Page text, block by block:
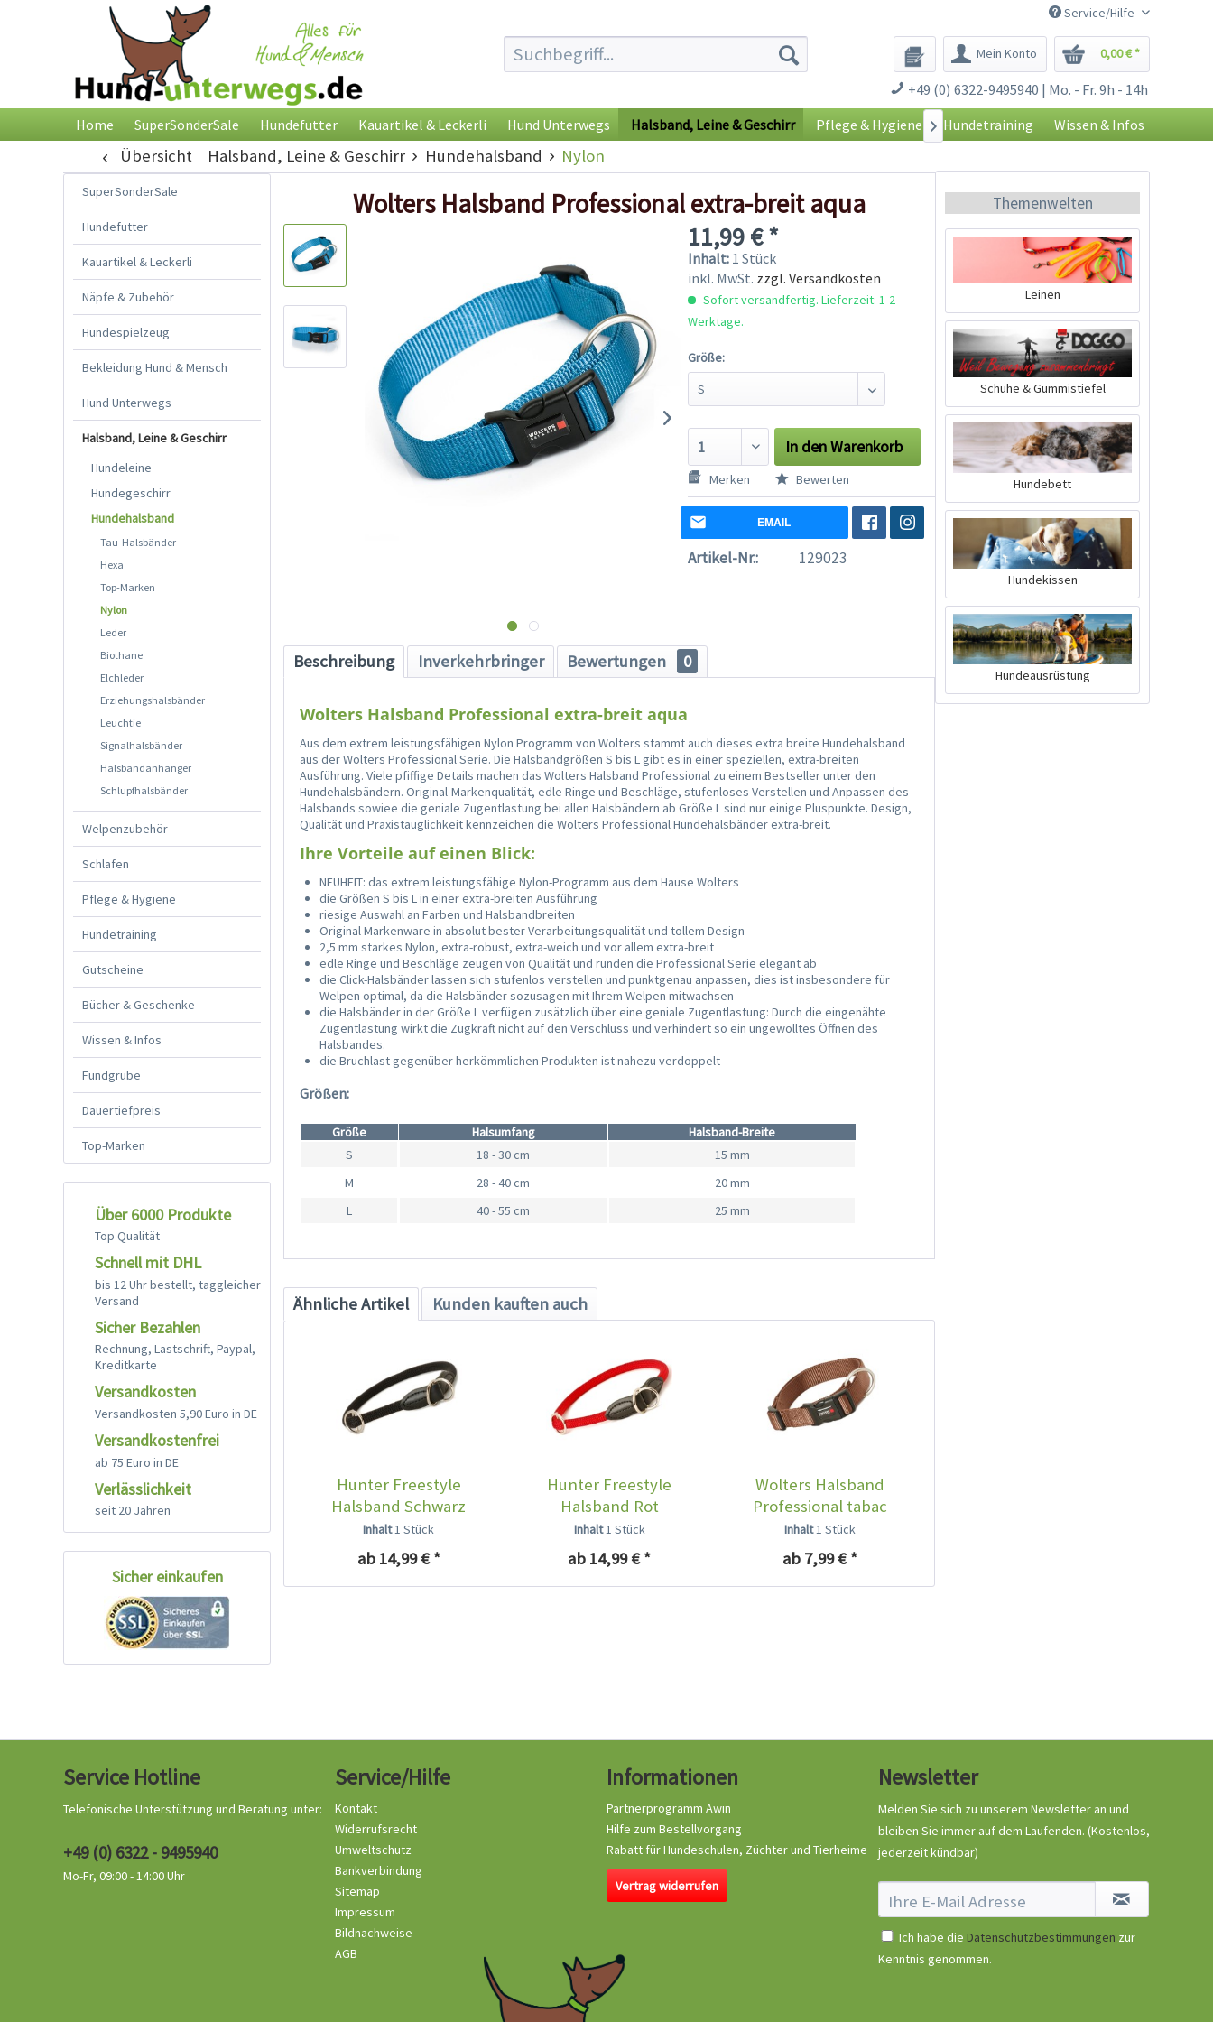
Service/Hilfe
Mein Konto 0,00 € *
+49 (0) 6322-9495940 | Mo. - Fr. 9h - 14h
Home SuperSonderSale Hundefutter Kauartikel & Leckerli Hund Unterwegs Halsband, Leine & Geschirr Pflege & Hygiene Hundetraining Wissen & Infos

Übersicht Halsband, Leine & Geschirr Hundehalsband Nylon
SuperSonderSale
Hundefutter
Kauartikel & Leckerli
Näpfe & Zubehör
Hundespielzeug
Bekleidung Hund & Mensch
Hund Unterwegs
Halsband, Leine & Geschirr
Hundeleine
Hundegeschirr
Hundehalsband
Tau-Halsbänder
Hexa
Top-Marken
Nylon
Leder
Biothane
Elchleder
Erziehungshalsbänder
Leuchtie
Signalhalsbänder
Halsbandanhänger
Schlupfhalsbänder
Welpenzubehör
Schlafen
Pflege & Hygiene
Hundetraining
Gutscheine
Bücher & Geschenke
Wissen & Infos
Fundgrube
Dauertiefpreis
Top-Marken
Über 6000 Produkte
Top Qualität
Schnell mit DHL
bis 12 Uhr bestellt, taggleicher
Versand
Sicher Bezahlen
Rechnung, Lastschrift, Paypal,
Kreditkarte
Versandkosten
Versandkosten 5,90 Euro in DE
Versandkostenfrei
ab 75 Euro in DE
Verlässlichkeit
seit 20 Jahren
Sicher einkaufen
Wolters Halsband Professional extra-breit aqua
11,99 € *
Inhalt: 1 Stück
inkl. MwSt. zzgl. Versandkosten
Sofort versandfertig. Lieferzeit: 1-2
Werktage.
Größe:
In den Warenkorb
Merken Bewerten
EMAIL
Artikel-Nr.: 129023
Beschreibung Inverkehrbringer Bewertungen 0
Wolters Halsband Professional extra-breit aqua
Aus dem extrem leistungsfähigen Nylon Programm von Wolters stammt auch dieses extra breite Hundehalsband
aus der Wolters Professional Serie. Die Halsbandgrößen S bis L gibt es in einer speziellen, extra-breiten
Ausführung. Viele pfiffige Details machen das Wolters Halsband Professional zu einem Bestseller unter den
Hundehalsbändern. Original-Markenqualität, edle Ringe und Beschläge, stufenloses Verstellen und Anpassen des
Halsbands sowiee die geniale Zugentlastung bei allen Halsbändern ab Größe L sind nur einige Pluspunkte. Design,
Qualität und Praxistauglichkeit kennzeichen die Wolters Professional Hundehalsbänder extra-breit.
Ihre Vorteile auf einen Blick:
NEUHEIT: das extrem leistungsfähige Nylon-Programm aus dem Hause Wolters
die Größen S bis L in einer extra-breiten Ausführung
riesige Auswahl an Farben und Halsbandbreiten
Original Markenware in absolut bester Verarbeitungsqualität und tollem Design
2,5 mm starkes Nylon, extra-robust, extra-weich und vor allem extra-breit
edle Ringe und Beschläge zeugen von Qualität und runden die Professional Serie elegant ab
die Click-Halsbänder lassen sich stufenlos verstellen und punktgenau anpassen, dies ist insbesondere für
Welpen optimal, da die Halsbänder sozusagen mit Ihrem Welpen mitwachsen
die Halsbänder in der Größe L verfügen zusätzlich über eine geniale Zugentlastung: Durch die eingenähte
Zugentlastung wirkt die Zugkraft nicht auf den Verschluss und verhindert so ein ungewolltes Öffnen des
Halsbandes.
die Bruchlast gegenüber herkömmlichen Produkten ist nahezu verdoppelt
Größen:
Größe Halsumfang
Halsband-Breite
S
18 - 30 cm
15 mm
M
28 - 40 cm
20 mm
L
40 - 55 cm 25 mm
Ähnliche Artikel Kunden kauften auch
Hunter Freestyle
Halsband Schwarz
Inhalt1 Stück
ab 14,99 € *
Hunter Freestyle
Halsband Rot
Inhalt1 Stück
ab 14,99 € *
Wolters Halsband
Professional tabac
Inhalt1 Stück
ab 7,99 € *
Themenwelten
Leinen
Schuhe & Gummistiefel
Hundebett
Hundekissen
Hundeausrüstung
Service Hotline
Telefonische Unterstützung und Beratung unter:
+49 (0) 6322 - 9495940
Mo-Fr, 09:00 - 14:00 Uhr
Service/Hilfe
Kontakt
Widerrufsrecht
Umweltschutz
Bankverbindung
Sitemap
Impressum
Bildnachweise
AGB
Informationen
Partnerprogramm Awin
Hilfe zum Bestellvorgang
Rabatt für Hundeschulen, Züchter und Tierheime
Vertrag widerrufen
Newsletter
Melden Sie sich zu unserem Newsletter an und
bleiben Sie immer auf dem Laufenden. (Kostenlos,
jederzeit kündbar)
Ich habe die Datenschutzbestimmungen zur
Kenntnis genommen.